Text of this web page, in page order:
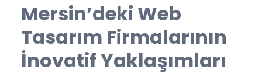
Mersin’deki Web
Tasarım Firmalarının
İnovatif Yaklaşımları